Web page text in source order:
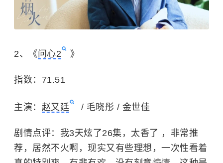
2、《问心2 》
指数：71.51
主演： 赵又廷 / 毛晓彤 / 金世佳
剧情点评：我3天炫了26集，太香了 ，非常推
荐，居然不火啊，现实又有些理想，一次性看着